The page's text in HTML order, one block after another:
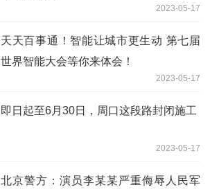
2023-05-17
天天百事通！智能让城市更生动 第七届
世界智能大会等你来体会！
2023-05-17
即日起至6月30日，周口这段路封闭施工
2023-05-17
北京警方：演员李某某严重侮辱人民军